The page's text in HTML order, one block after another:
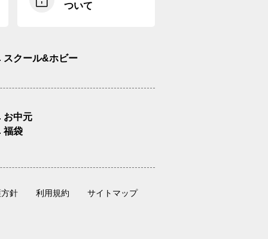
ついて
スクール&ホビー
お中元
福袋
針 利用規約 サイトマップ